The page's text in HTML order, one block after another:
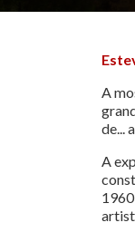
A
de...
A